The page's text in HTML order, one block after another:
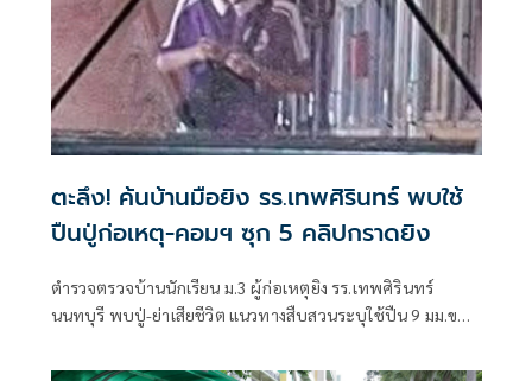
ตะลึง! ค้นบ้านมือยิง รร.เทพศิรินทร์ พบใช้
ปืนปู่ก่อเหตุ-คอมฯ ซุก 5 คลิปกราดยิง
ตำรวจตรวจบ้านนักเรียน ม.3 ผู้ก่อเหตุยิง รร.เทพศิรินทร์
นนทบุรี พบปู่-ย่าเสียชีวิต แนวทางสืบสวนระบุใช้ปืน 9 มม.ของ